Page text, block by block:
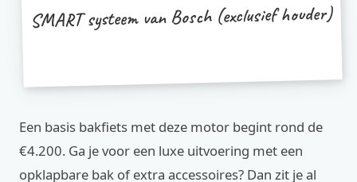
SMART systeem van Bosch (exclusief houder)
Een basis bakfiets met deze motor begint rond de
€4.200. Ga je voor een luxe uitvoering met een
opklapbare bak of extra accessoires? Dan zit je al